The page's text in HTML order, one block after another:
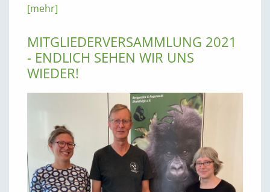
[mehr]
MITGLIEDERVERSAMMLUNG 2021
- ENDLICH SEHEN WIR UNS
WIEDER!